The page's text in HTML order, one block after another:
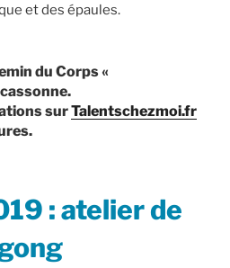
et des épaules.
du Corps «
surTalentschezmoi.fr
: atelier de